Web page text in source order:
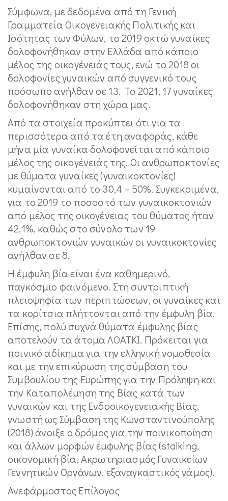
Σύμφωνα, με δεδομένα από τη Γενική
Γραμματεία Οικογενειακής Πολιτικής και
Ισότητας των Φύλων, το 2019 οκτώ γυναίκες
δολοφονήθηκαν στην Ελλάδα από κάποιο
μέλος της οικογένειάς τους, ενώ το 2018 οι
δολοφονίες γυναικών από συγγενικό τους
πρόσωπο ανήλθαν σε 13. Το 2021, 17 γυναίκες
δολοφονήθηκαν στη χώρα μας.
Από τα στοιχεία προκύπτει ότι για τα
περισσότερα από τα έτη αναφοράς, κάθε
μήνα μία γυναίκα δολοφονείται από κάποιο
μέλος της οικογένειάς της. Οι ανθρωποκτονίες
με θύματα γυναίκες (γυναικοκτονίες)
κυμαίνονται από το 30,4 – 50%. Συγκεκριμένα,
για το 2019 το ποσοστό των γυναικοκτονιών
από μέλος της οικογένειας του θύματος ήταν
42,1%, καθώς στο σύνολο των 19
ανθρωποκτονιών γυναικών οι γυναικοκτονίες
ανήλθαν σε 8.
Η έμφυλη βία είναι ένα καθημερινό,
παγκόσμιο φαινόμενο. Στη συντριπτική
πλειοψηφία των περιπτώσεων, οι γυναίκες και
τα κορίτσια πλήττονται από την έμφυλη βία.
Επίσης, πολύ συχνά θύματα έμφυλης βίας
αποτελούν τα άτομα ΛΟΑΤΚΙ. Πρόκειται για
ποινικό αδίκημα για την ελληνική νομοθεσία
και με την επικύρωση της σύμβαση του
Συμβουλίου της Ευρώπης για την Πρόληψη και
την Καταπολέμηση της Βίας κατά των
γυναικών και της Ενδοοικογενειακής Βίας,
γνωστή ως Σύμβαση της Κωνσταντινούπολης
(2018) άνοιξε ο δρόμος για την ποινικοποίηση
και άλλων μορφών έμφυλης βίας (stalking,
οικονομική βία, Ακρωτηριασμός Γυναικείων
Γεννητικών Οργάνων, εξαναγκαστικός γάμος).
Ανεφάρμοστος Επίλογος